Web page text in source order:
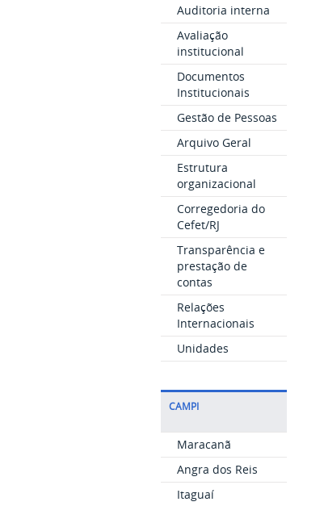
Auditoria interna
Avaliação
institucional
Documentos
Institucionais
Gestão de Pessoas
Arquivo Geral
Estrutura
organizacional
Corregedoria do
Cefet/RJ
Transparência e
prestação de
contas
Relações
Internacionais
Unidades
CAMPI
Maracanã
Angra dos Reis
Itaguaí